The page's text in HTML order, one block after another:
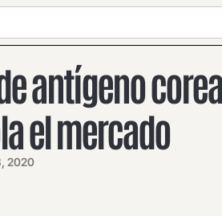
antígeno
el mercado
2020